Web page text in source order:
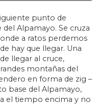
punto de
Alpamayo. Se cruza
a ratos perdemos
hay que llegar. Una
llegar al cruce,
montañas del
en forma de zig –
base del Alpamayo,
el tiempo encima y no